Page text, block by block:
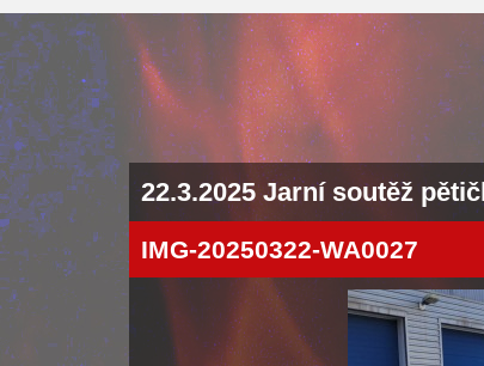
22.3.2025 Jarní soutěž
IMG-20250322-WA0027